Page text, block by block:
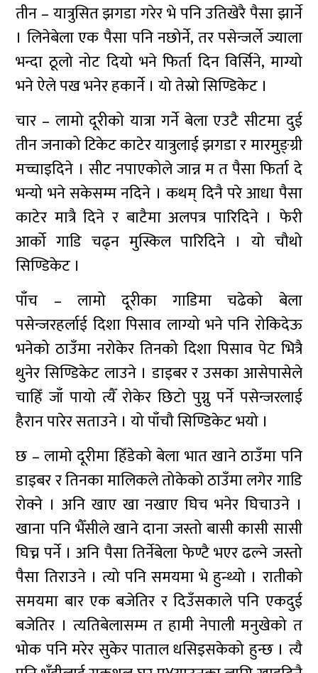
तीन – यात्रुसित झगडा गरेर भे पनि उतिखेरै पैसा झार्ने
। लिनेबेला एक पैसा पनि नछोर्ने, तर पसेन्जर्ले ज्याला
भन्दा ठूलो नोट दियो भने फिर्ता दिन विर्सिने, माग्यो
भने ऐले पख भनेर हकार्ने । यो तेस्रो सिण्डिकेट ।
चार – लामो दूरीको यात्रा गर्ने बेला एउटै सीटमा दुई
तीन जनाको टिकेट काटेर यात्रुलाई झगडा र मारमुङ्ग्री
मच्चाइदिने । सीट नपाएकोले जान्न म त पैसा फिर्ता दे
भन्यो भने सकेसम्म नदिने । कथम् दिनै परे आधा पैसा
काटेर मात्रै दिने र बाटैमा अलपत्र पारिदिने । फेरी
आर्को गाडि चढ्न मुस्किल पारिदिने । यो चौथो
सिण्डिकेट ।
पाँच – लामो दूरीका गाडिमा चढेको बेला
पसेन्जरहर्लाई दिशा पिसाव लाग्यो भने पनि रोकिदेऊ
भनेको ठाउँमा नरोकेर तिनको दिशा पिसाव पेट भित्रै
थुनेर सिण्डिकेट लाउने । डाइबर र उसका आसेपासेले
चाहिँ जाँ पायो त्यैँ रोकेर छिटो पुग्नु पर्ने पसेन्जरलाई
हैरान पारेर सताउने । यो पाँचौ सिण्डिकेट भयो ।
छ – लामो दूरीमा हिँडेको बेला भात खाने ठाउँमा पनि
डाइबर र तिनका मालिकले तोकेको ठाउँमा लगेर गाडि
रोक्ने । अनि खाए खा नखाए घिच भनेर घिचाउने ।
खाना पनि भैँसीले खाने दाना जस्तो बासी कासी सासी
घिच्न पर्ने । अनि पैसा तिर्नेबेला फेण्टै भएर ढल्ने जस्तो
पैसा तिराउने । त्यो पनि समयमा भे हुन्थ्यो । रातीको
समयमा बार एक बजेतिर र दिउँसकाले पनि एकदुई
बजेतिर । त्यतिबेलासम्म त हामी नेपाली मनुखेको त
भोक पनि मरेर सुकेर पाताल धसिइसकेको हुन्छ । त्यै